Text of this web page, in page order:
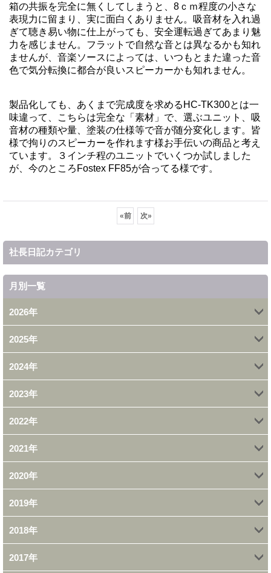
箱の共振を完全に無くしてしまうと、8ｃｍ程度の小さな
表現力に留まり、実に面白くありません。吸音材を入れ過
ぎて聴き易い物に仕上がっても、安全運転過ぎてあまり魅
力を感じません。フラットで自然な音とは異なるかも知れ
ませんが、音楽ソースによっては、いつもとまた違った音
色で気分転換に都合が良いスピーカーかも知れません。
製品化しても、あくまで完成度を求めるHC-TK300とは一
味違って、こちらは完全な「素材」で、選ぶユニット、吸
音材の種類や量、塗装の仕様等で音が随分変化します。皆
様で拘りのスピーカーを作れます様お手伝いの商品と考え
ています。３インチ程のユニットでいくつか試しました
が、今のところFostex FF85が合ってる様です。
«前 次»
社長日記カテゴリ
月別一覧
2026年
4月 (1)
2月 (2)
1月 (2)
2025年
12月 (1)
11月 (1)
10月 (2)
7月 (1)
3月 (2)
2024年
11月 (1)
10月 (1)
8月 (1)
7月 (1)
2023年
9月 (1)
7月 (1)
6月 (1)
3月 (1)
2022年
11月 (1)
10月 (2)
9月 (5)
8月 (1)
2021年
12月 (1)
11月 (1)
9月 (2)
7月 (1)
2020年
11月 (1)
10月 (1)
7月 (1)
2019年
11月 (1)
10月 (2)
2018年
12月 (1)
2017年